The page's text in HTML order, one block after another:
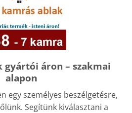
gyártói áron – szakmai
alapon
egy személyes beszélgetésre,
Segítünk kiválasztani a